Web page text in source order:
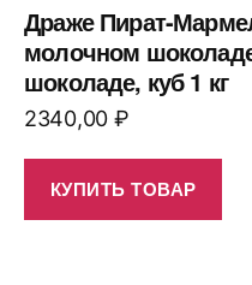
Драже Пират-
молочном
шоколаде, куб 1 кг
2340,00 ₽
КУПИТЬ ТОВАР